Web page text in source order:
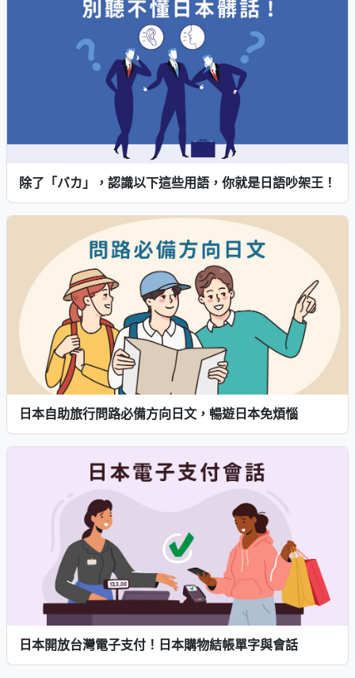
除了「バカ」，認識以下這些用語，你就是日語吵架王！
日本自助旅行問路必備方向日文，暢遊日本免煩惱
日本開放台灣電子支付！日本購物結帳單字與會話